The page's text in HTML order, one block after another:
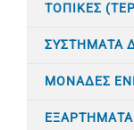
ΤΟΠΙΚΕΣ
ΣΥΣΤΗΜΑΤΑ
ΜΟΝΑΔΕΣ
ΕΞΑΡΤΗΜΑΤΑ